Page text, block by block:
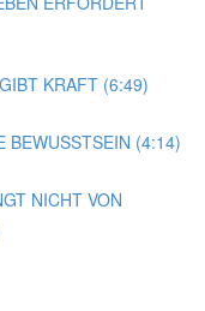
KRAFT (6:49)
BEWUSSTSEIN (4:14)
NICHT VON